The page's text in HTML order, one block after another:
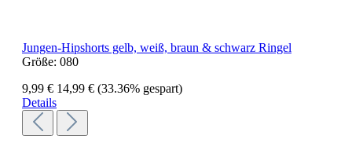
Jungen-Hipshorts gelb, weiß, braun & schwarz Ringel
Größe: 080
9,99 € 14,99 € (33.36% gespart)
Details